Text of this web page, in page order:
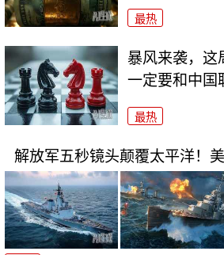
最热
暴风来袭，这
一定要和中国
最热
解放军五秒镜头颠覆太平洋！